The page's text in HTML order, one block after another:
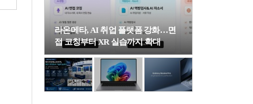
라온메타, AI 취업 플랫폼 강화…면
접 코칭부터 XR 실습까지 확대